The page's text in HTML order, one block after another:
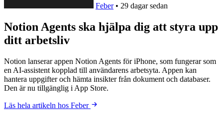
Feber • 29 dagar sedan
Notion Agents ska hjälpa dig att styra upp
ditt arbetsliv
Notion lanserar appen Notion Agents för iPhone, som fungerar som
en AI-assistent kopplad till användarens arbetsyta. Appen kan
hantera uppgifter och hämta insikter från dokument och databaser.
Den är nu tillgänglig i App Store.
Läs hela artikeln hos Feber